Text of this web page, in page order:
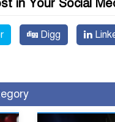
in Your Social
Digg